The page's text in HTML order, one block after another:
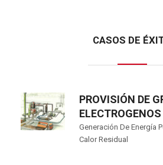
CASOS DE
PROVISIÓN DE
ELECTROGENOS
Generación De Energía
Calor Residual